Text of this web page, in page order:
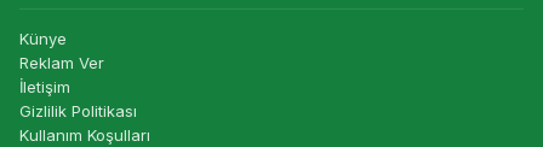
Künye
Reklam Ver
İletişim
Gizlilik Politikası
Kullanım Koşulları